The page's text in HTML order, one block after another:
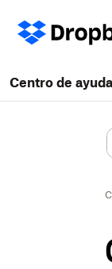
Centro de ayuda